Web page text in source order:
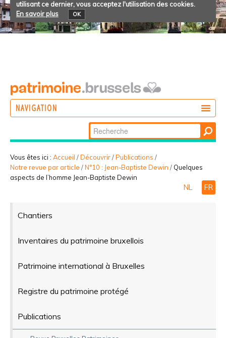
utilisant ce dernier, vous acceptez l'utilisation des cookies.
En savoir plus
OK
NAVIGATION
PARTICIPER
Chercher par
Recherche
avancée…
Vous êtes ici : Accueil /Découvrir/Publications /
Notre revue par article /N°10 : Jean-Baptiste Dewin / Quelques
aspects de l’homme Jean-Baptiste Dewin
NL FR
Chantiers
Inventaires du patrimoine bruxellois
Patrimoine international à Bruxelles
Registre du patrimoine protégé
Publications